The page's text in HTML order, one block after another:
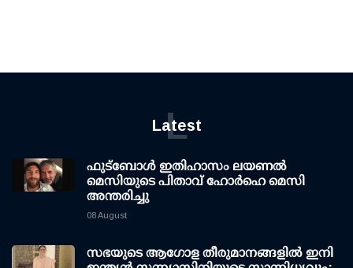
Latest
L
ഫുട്ബോൾ ഇതിഹാസം ലയണൽ
മെസിയുടെ പിതാവ് ഹോർഹെ മെസി
അന്തരിച്ചു
08 August
സഭയുടെ ആഗോള തീരുമാനങ്ങളിൽ ഇനി